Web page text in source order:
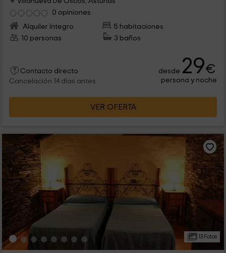
0 opiniones
Alquiler íntegro
5 habitaciones
10 personas
3 baños
Contacto directo
Cancelación 14 días antes
desde 29€
persona y noche
VER OFERTA
13 Fotos